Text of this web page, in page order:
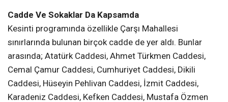
Cadde Ve Sokaklar Da Kapsamda
Kesinti programında özellikle Çarşı Mahallesi
sınırlarında bulunan birçok cadde de yer aldı. Bunlar
arasında; Atatürk Caddesi, Ahmet Türkmen Caddesi,
Cemal Çamur Caddesi, Cumhuriyet Caddesi, Dikili
Caddesi, Hüseyin Pehlivan Caddesi, İzmit Caddesi,
Karadeniz Caddesi, Kefken Caddesi, Mustafa Özmen